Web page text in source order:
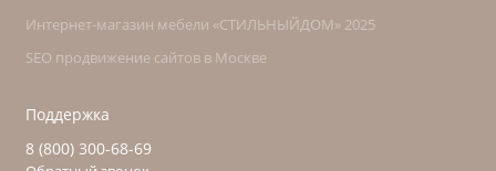
Интернет-магазин мебели «СТИЛЬНЫЙДОМ» 2025
SEO продвижение сайтов в Москве
Поддержка
8 (800) 300-68-69